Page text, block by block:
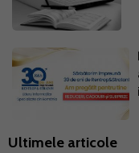
Ultimele articole